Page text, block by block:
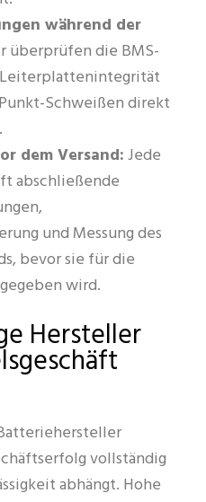
während der
überprüfen die BMS-
Schweißen direkt
dem Versand:Jede
abschließende
und Messung des
bevor sie für die
wird.
Hersteller
vollständig
abhängt. Hohe